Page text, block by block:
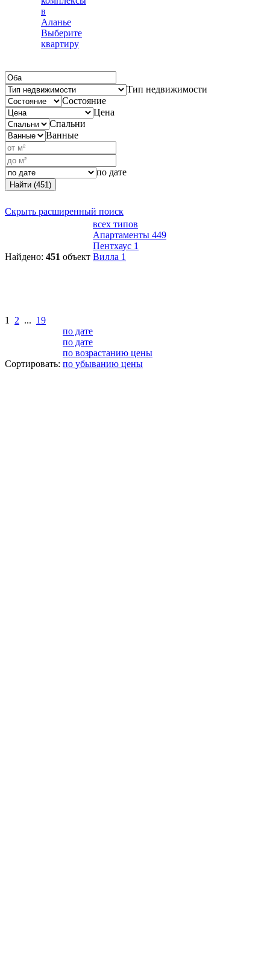
в
Аланье
Выберите
квартиру
Тип недвижимости
Состояние
Цена
Спальни
Ванные
по дате
Найти (451)
Скрыть расширенный поиск
Найдено: 451 объект
всех типов
Апартаменты 449
Пентхаус 1
Вилла 1
1 2 ... 19
Сортировать:
по дате
по дате
по возрастанию цены
по убыванию цены